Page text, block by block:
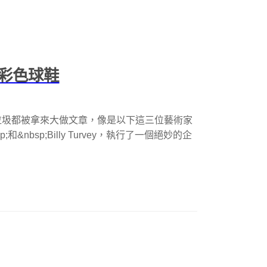
色球鞋
都被拿來大做文章，像是以下這三位藝術家
和&nbsp;Billy Turvey，執行了一個絕妙的企